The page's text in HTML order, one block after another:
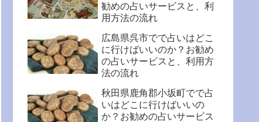
勧めの占いサービスと、利
用方法の流れ
広島県呉市でで占いはどこ
に行けばいいのか？お勧め
の占いサービスと、利用方
法の流れ
秋田県鹿角郡小坂町でで占
いはどこに行けばいいの
か？お勧めの占いサービス